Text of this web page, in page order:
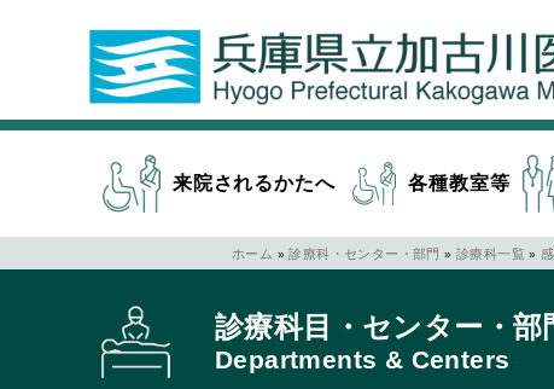
来院されるかたへ 各種教室等
ホーム » 診療科・センター・部門 » 診療科一覧 »
診療科目・センター・部
Departments & Centers